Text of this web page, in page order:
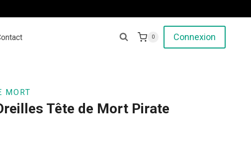
0 Connexion
MORT
Tête de Mort Pirate